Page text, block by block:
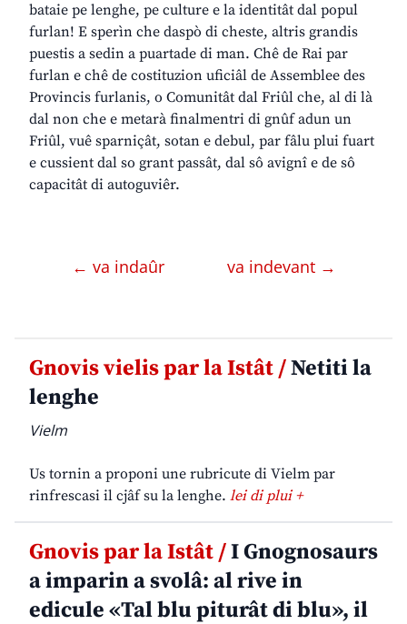
bataie pe lenghe, pe culture e la identitât dal popul
furlan! E sperìn che daspò di cheste, altris grandis
puestis a sedin a puartade di man. Chê de Rai par
furlan e chê de costituzion uficiâl de Assemblee des
Provincis furlanis, o Comunitât dal Friûl che, al di là
dal non che e metarà finalmentri di gnûf adun un
Friûl, vuê sparniçât, sotan e debul, par fâlu plui fuart
e cussient dal so grant passât, dal sô avignî e de sô
capacitât di autoguviêr.
← va indaûr va indevant →
Gnovis vielis par la Istât /Netiti la
lenghe
Vielm
Us tornin a proponi une rubricute di Vielm par
rinfrescasi il cjâf su la lenghe. lei di plui +
Gnovis par la Istât /I Gnognosaurs
a imparin a svolâ: al rive in
edicule «Tal blu piturât di blu», il